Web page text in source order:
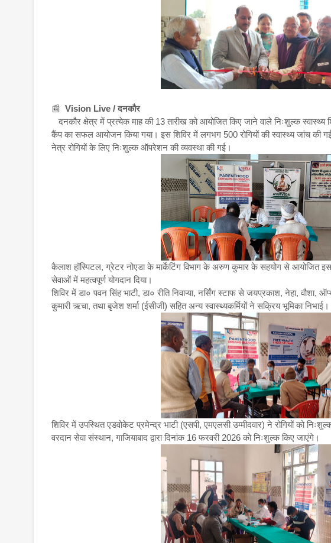
📰 Vision Live / दनकौर
दनकौर क्षेत्र में प्रत्येक माह की 13 तारीख को आयोजित किए जाने वाले निःशुल्क
कैंप का सफल आयोजन किया गया। इस शिविर में लगभग 500 रोगियों की स्वास्थ्य जांच की
नेत्र रोगियों के लिए निःशुल्क ऑपरेशन की व्यवस्था की गई।
कैलाश हॉस्पिटल, ग्रेटर नोएडा के मार्केटिंग विभाग के अरुण कुमार के सहयोग से आयोजित
सेवाओं में महत्वपूर्ण योगदान दिया।
शिविर में डा० पवन सिंह भाटी, डा० रीति निवाऱ्या, नर्सिंग स्टाफ से जयप्रकाश, नेहा,
कुमारी ऋचा, तथा बृजेश शर्मा (ईसीजी) सहित अन्य स्वास्थ्यकर्मियों ने सक्रिय भूमिका निभाई।
शिविर में उपस्थित एडवोकेट प्रमेन्द्र भाटी (एसपी, एमएलसी उम्मीदवार) ने रोगियों को
वरदान सेवा संस्थान, गाजियाबाद द्वारा दिनांक 16 फरवरी 2026 को निःशुल्क किए जाएंगे।